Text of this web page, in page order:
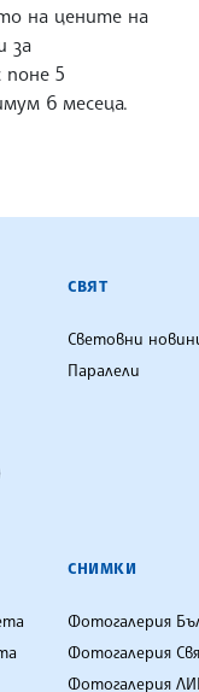
на цените на
за
5
6 месеца.
СВЯТ
Световни
Паралели
СНИМКИ
Фотогалерия
Фотогалерия
Фотогалерия